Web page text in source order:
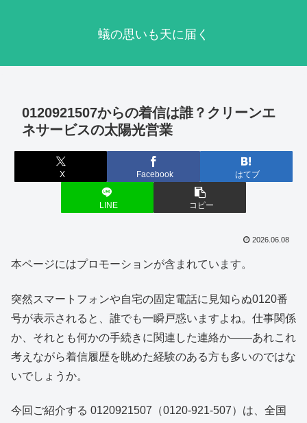
蟻の思いも天に届く
0120921507からの着信は誰？クリーンエ
ネサービスの太陽光営業
X Facebook はてブ
LINE コピー
2026.06.08
本ページにはプロモーションが含まれています。
突然スマートフォンや自宅の固定電話に見知らぬ0120番
号が表示されると、誰でも一瞬戸惑いますよね。仕事関係
か、それとも何かの手続きに関連した連絡か――あれこれ
考えながら着信履歴を眺めた経験のある方も多いのではな
いでしょうか。
今回ご紹介する 0120921507（0120-921-507）は、全国